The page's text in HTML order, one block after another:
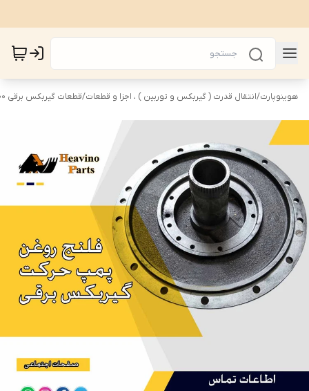
هوینوپارت/انتقال قدرت ( گیربکس و توربین ) ، اجزا و قطعات/قطعات گیربکس برقی 6/4WG200